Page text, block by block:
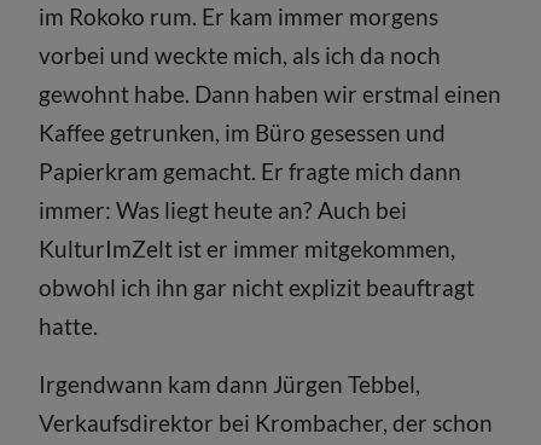
im Rokoko rum. Er kam immer morgens
vorbei und weckte mich, als ich da noch
gewohnt habe. Dann haben wir erstmal einen
Kaffee getrunken, im Büro gesessen und
Papierkram gemacht. Er fragte mich dann
immer: Was liegt heute an? Auch bei
KulturImZelt ist er immer mitgekommen,
obwohl ich ihn gar nicht explizit beauftragt
hatte.
Irgendwann kam dann Jürgen Tebbel,
Verkaufsdirektor bei Krombacher, der schon